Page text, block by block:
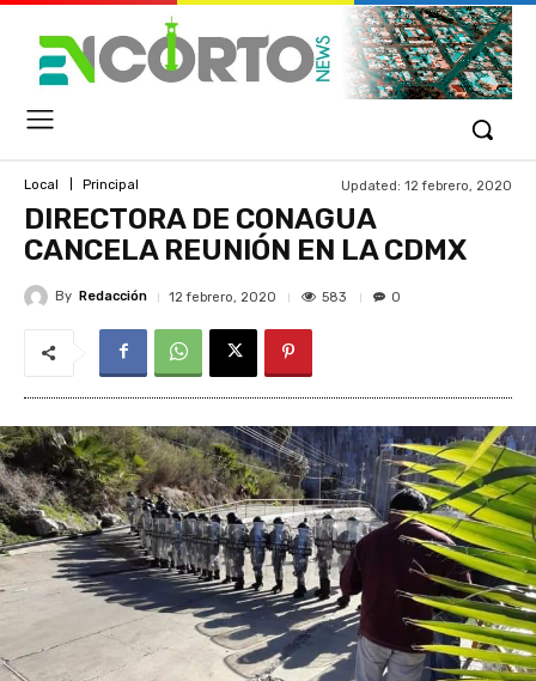
Local Principal Updated: 12 febrero, 2020
DIRECTORA DE CONAGUA
CANCELA REUNIÓN EN LA CDMX
By Redacción 12 febrero, 2020 583 0